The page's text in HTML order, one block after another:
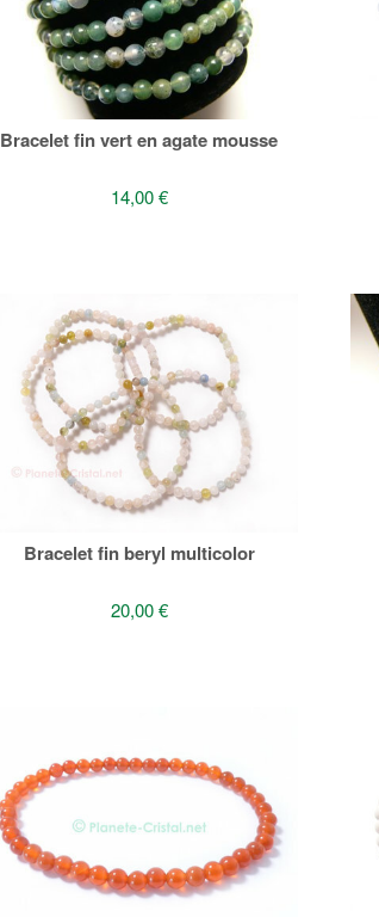
Bracelet fin vert en agate mousse
14,00 €
Bracelet fin beryl multicolor
20,00 €